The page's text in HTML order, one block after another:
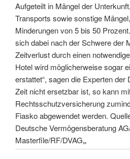
Aufgeteilt in Mängel der
Transports sowie sonstige
Minderungen von 5 bis 50
sich dabei nach der Schwere der
Zeitverlust durch einen
Hotel wird möglicherweise sogar
erstattet“, sagen die Experten der
Zeit nicht ersetzbar ist, so kann
Rechtsschutzversicherung
Fiasko abgewendet werden.
Deutsche Vermögensberatung
Masterfile/RF/DVAG„